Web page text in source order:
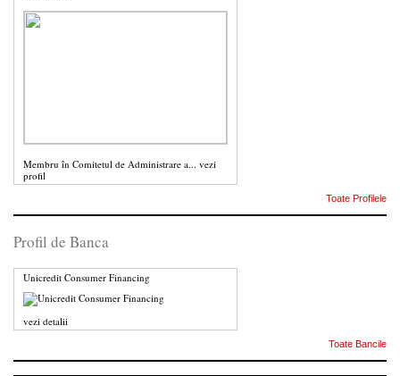
Membru în Comitetul de Administrare a... vezi
profil
Toate Profilele
Profil de Banca
Unicredit Consumer Financing
vezi detalii
Toate Bancile